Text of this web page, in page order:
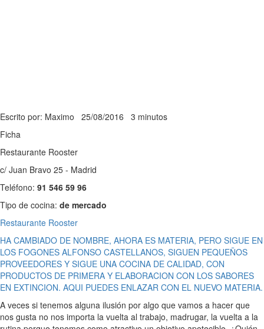
Escrito por: Maximo 25/08/2016 3 minutos
Ficha
Restaurante Rooster
c/ Juan Bravo 25 - Madrid
Teléfono: 91 546 59 96
Tipo de cocina: de mercado
Restaurante Rooster
HA CAMBIADO DE NOMBRE, AHORA ES MATERIA, PERO SIGUE EN
LOS FOGONES ALFONSO CASTELLANOS, SIGUEN PEQUEÑOS
PROVEEDORES Y SIGUE UNA COCINA DE CALIDAD, CON
PRODUCTOS DE PRIMERA Y ELABORACION CON LOS SABORES
EN EXTINCION. AQUI PUEDES ENLAZAR CON EL NUEVO MATERIA.
A veces si tenemos alguna ilusión por algo que vamos a hacer que
nos gusta no nos importa la vuelta al trabajo, madrugar, la vuelta a la